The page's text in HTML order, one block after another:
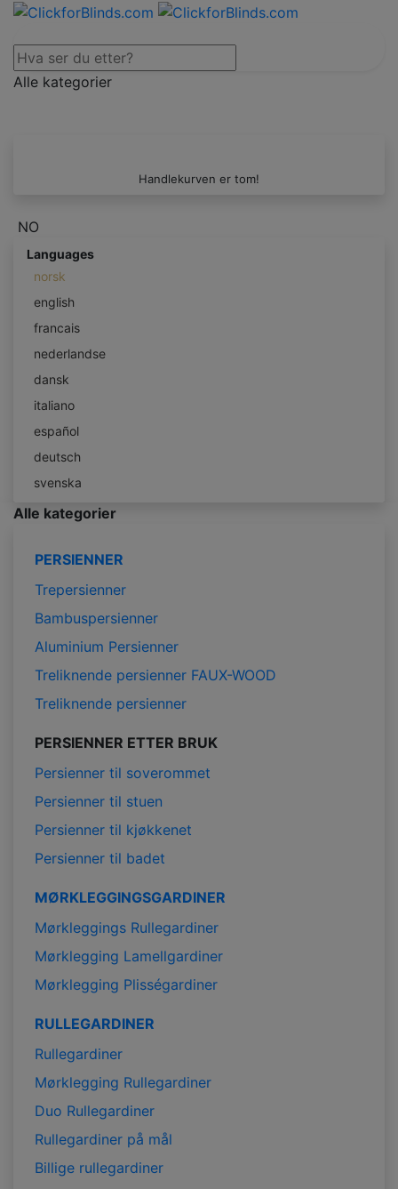
Alle kategorier
Handlekurven er tom!
NO
Languages
norsk
english
francais
nederlandse
dansk
italiano
español
deutsch
svenska
Alle kategorier
PERSIENNER
Trepersienner
Bambuspersienner
Aluminium Persienner
Treliknende persienner FAUX-WOOD
Treliknende persienner
PERSIENNER ETTER BRUK
Persienner til soverommet
Persienner til stuen
Persienner til kjøkkenet
Persienner til badet
MØRKLEGGINGSGARDINER
Mørkleggings Rullegardiner
Mørklegging Lamellgardiner
Mørklegging Plisségardiner
RULLEGARDINER
Rullegardiner
Mørklegging Rullegardiner
Duo Rullegardiner
Rullegardiner på mål
Billige rullegardiner